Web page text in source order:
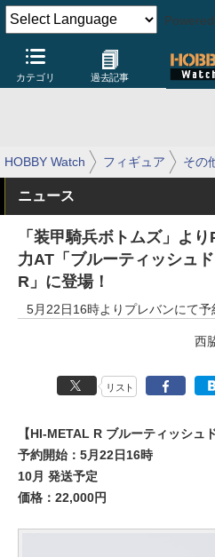
カテゴリ 過去記事
HOBBY Watch フィギュア その
ニュース
「装甲騎兵ボトムズ」よ
力AT「ブルーティッシュ
R」に登場！
5月22日16時よりプレバンにて予
西
リスト
【HI-METAL R ブルーティッシュ
予約開始：5月22日16時
10月 発送予定
価格：22,000円